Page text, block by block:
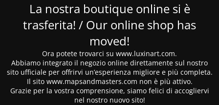
La nostra boutique online si è
trasferita! / Our online shop has
moved!
Ora potete trovarci su www.luxinart.com.
Abbiamo integrato il negozio online direttamente sul nostro
sito ufficiale per offrirvi un’esperienza migliore e più completa.
Il sito www.mapsandmasters.com non è più attivo.
Grazie per la vostra comprensione, siamo felici di accogliervi
nel nostro nuovo sito!